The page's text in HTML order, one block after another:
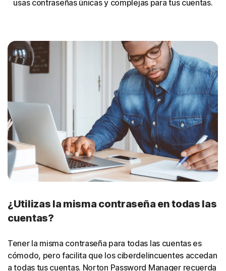
usas contraseñas únicas y complejas para tus cuentas.
¿Utilizas la misma contraseña en todas las
cuentas?
Tener la misma contraseña para todas las cuentas es
cómodo, pero facilita que los ciberdelincuentes accedan
a todas tus cuentas. Norton Password Manager recuerda